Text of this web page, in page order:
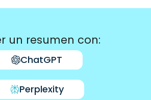
un resumen con:
ChatGPT
Perplexity